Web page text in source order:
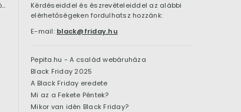
Bluetooth hangszóró
Kérdéseiddel és észrevételeiddel az alábbi
elérhetőségeken fordulhatsz hozzánk:
E-mail: black@friday.hu
Pepita.hu - A család webáruháza
Black Friday 2025
A Black Friday eredete
Mi az a Fekete Péntek?
Mikor van idén Black Friday?